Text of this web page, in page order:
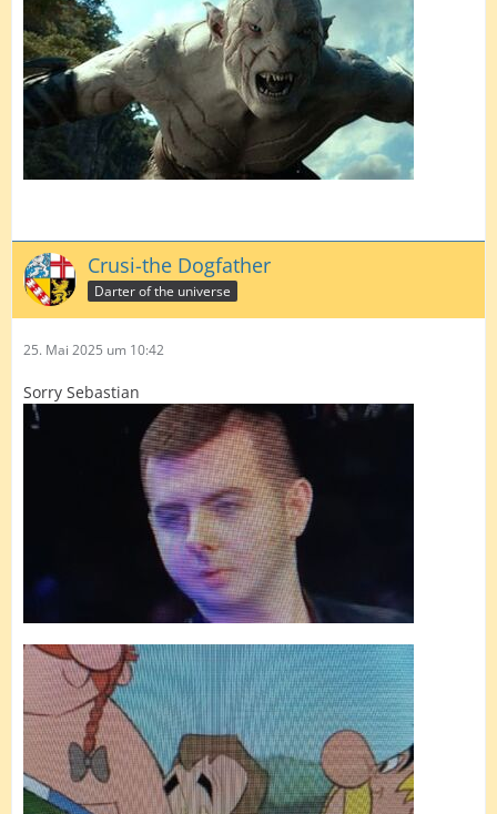
Crusi-the Dogfather
Darter of the universe
25. Mai 2025 um 10:42
Sorry Sebastian